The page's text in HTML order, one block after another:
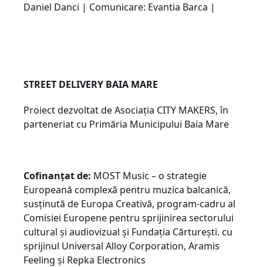
Daniel Danci | Comunicare: Evantia Barca |
STREET DELIVERY BAIA MARE
Proiect dezvoltat de Asociația CITY MAKERS, în
parteneriat cu Primăria Municipului Baia Mare
Cofinanțat de: MOST Music – o strategie
Europeană complexă pentru muzica balcanică,
susținută de Europa Creativă, program-cadru al
Comisiei Europene pentru sprijinirea sectorului
cultural și audiovizual și Fundația Cărturești. cu
sprijinul Universal Alloy Corporation, Aramis
Feeling și Repka Electronics